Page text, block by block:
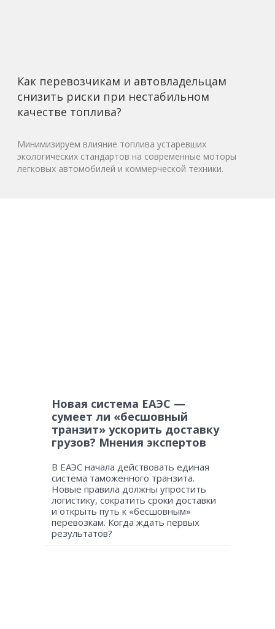
Как перевозчикам и автовладельцам
снизить риски при нестабильном
качестве топлива?
Минимизируем влияние топлива устаревших
экологических стандартов на современные моторы
легковых автомобилей и коммерческой техники.
Новая система ЕАЭС —
сумеет ли «бесшовный
транзит» ускорить доставку
грузов? Мнения экспертов
В ЕАЭС начала действовать единая
система таможенного транзита.
Новые правила должны упростить
логистику, сократить сроки доставки
и открыть путь к «бесшовным»
перевозкам. Когда ждать первых
результатов?